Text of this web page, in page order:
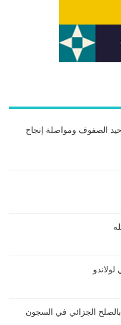
الصفوف ومواصلة إنجاح
بالصلح الجزائي في السجون